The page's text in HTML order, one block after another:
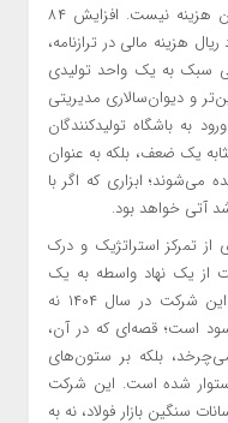
با این حال، هیچ انتخاب استراتژیکی بدون هزینه نیست. افزایش ۸۴
اداری و ظهور ۱۴۹ میلیارد ریال هزینه مالی در ترازنامه،
سبک به یک واحد تولیدی
و دیوان‌سالاری مدیریتی
به باشگاه تولیدکنندگان
یک ضعف، بلکه به عنوان
می‌شوند؛ ابزاری که اگر با
آتی خواهد بود.
سال ۱۴۰۴ با بهره‌گیری از تمرکز استراتژیک و درک
از یک نهاد واسطه به یک
واحد صنعتی کارآمد تبدیل شود. داستان این شرکت در سال ۱۴۰۴ نه
است؛ قصه‌ای که در آن،
بلکه بر ستون‌های
شده است. این شرکت
سنگین بازار فولاد، نه به